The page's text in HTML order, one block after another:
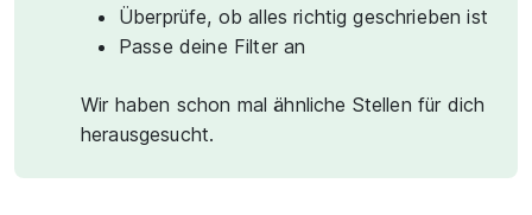
Überprüfe, ob alles richtig geschrieben ist
Passe deine Filter an
Wir haben schon mal ähnliche Stellen für dich
herausgesucht.